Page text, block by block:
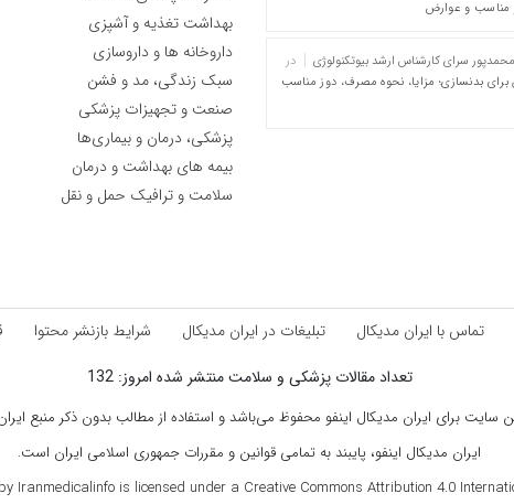
مناسب و عوارض
سرای کارشناس ارشد بیوتکنولوژی
در
برای بدنسازی؛ مزایا، نحوه مصرف، دوز مناسب
بهداشت تغذیه و آشپزی
داروخانه ها و داروسازی
سبک زندگی، مد و فشن
صنعت و تجهیزات پزشکی
پزشکی، درمان و بیماری‌ها
بیمه های بهداشت و درمان
سلامت و ترافیک حمل و نقل
تماس با ایران مدیکال تبلیغات در ایران مدیکال شرایط بازنشر محتوا
تعداد مقالات پزشکی و سلامت منتشر شده امروز: 132
برای ایران مدیکال اینفو محفوظ می‌باشد و استفاده از مطالب بدون ذکر منبع ایران
ایران مدیکال اینفو، پایبند به تمامی قوانین و مقررات جمهوری اسلامی ایران است.
Iranmedicalinfo is licensed under a Creative Commons Attribution 4.0